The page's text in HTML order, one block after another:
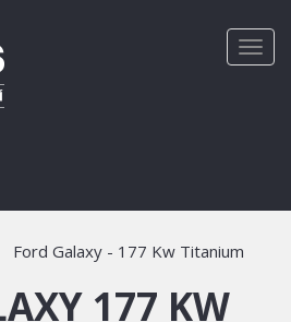
Ford Galaxy - 177 Kw Titanium
177 KW